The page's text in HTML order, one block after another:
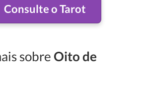
Consulte o Tarot
sobre Oito de